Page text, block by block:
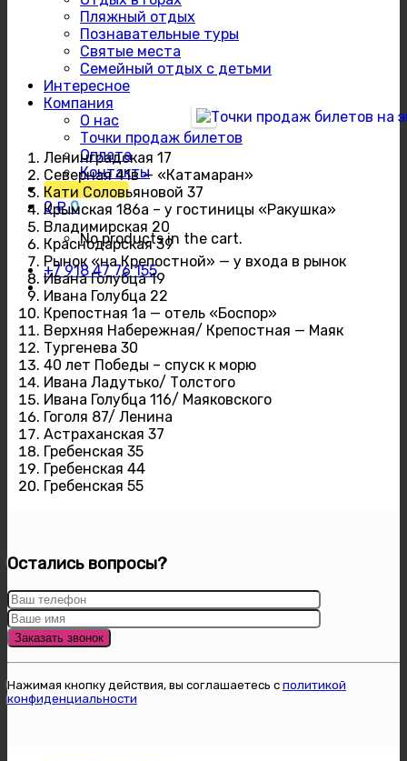
Пляжный отдых
Познавательные туры
Святые места
Семейный отдых с детьми
Интересное
Компания
О нас
Точки продаж билетов
Оплата
Контакты
Расписание
0₽ 0
No products in the cart.
+7 918 47 76 155
Ленинградская 17
Северная 41в — «Катамаран»
Кати Соловьяновой 37
Крымская 186а – у гостиницы «Ракушка»
Владимирская 20
Краснодарская 39
Рынок «на Крепостной» — у входа в рынок
Ивана Голубца 19
Ивана Голубца 22
Крепостная 1а — отель «Боспор»
Верхняя Набережная/ Крепостная — Маяк
Тургенева 30
40 лет Победы – спуск к морю
Ивана Ладутько/ Толстого
Ивана Голубца 116/ Маяковского
Гоголя 87/ Ленина
Астраханская 37
Гребенская 35
Гребенская 44
Гребенская 55
Остались вопросы?
Нажимая кнопку действия, вы соглашаетесь с политикой
конфиденциальности